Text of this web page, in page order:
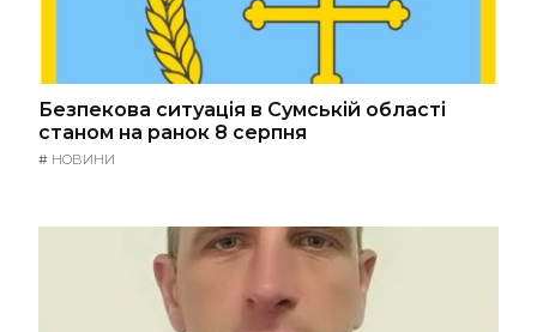
Безпекова ситуація в Сумській області
станом на ранок 8 серпня
# НОВИНИ